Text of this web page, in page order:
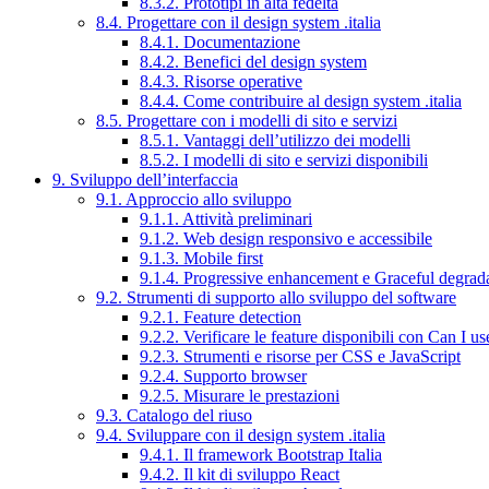
8.4. Progettare con il design system .italia
8.4.1. Documentazione
8.4.2. Benefici del design system
8.4.3. Risorse operative
8.4.4. Come contribuire al design system .italia
8.5. Progettare con i modelli di sito e servizi
8.5.1. Vantaggi dell’utilizzo dei modelli
8.5.2. I modelli di sito e servizi disponibili
9. Sviluppo dell’interfaccia
9.1. Approccio allo sviluppo
9.1.1. Attività preliminari
9.1.2. Web design responsivo e accessibile
9.1.3. Mobile first
9.1.4. Progressive enhancement e Graceful
9.2. Strumenti di supporto allo sviluppo del software
9.2.1. Feature detection
9.2.2. Verificare le feature disponibili con Can I
9.2.3. Strumenti e risorse per CSS e JavaScript
9.2.4. Supporto browser
9.2.5. Misurare le prestazioni
9.3. Catalogo del riuso
9.4. Sviluppare con il design system .italia
9.4.1. Il framework Bootstrap Italia
9.4.2. Il kit di sviluppo React